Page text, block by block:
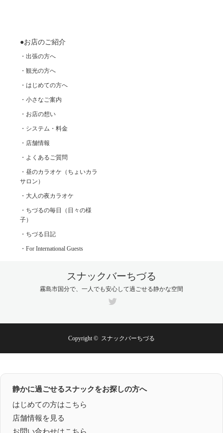
●お店のご紹介
・出張の方へ
・観光の方へ
・はじめての方へ
・小さなご案内
・お店の想い
・システム・料金
・店舗情報
・よくあるご質問
・昼のカラオケ（ちょいカラ
サロン）
・大人の夜カラオケ
・ちづるの毎日（日々の様
子）
・ちづる日記
・For International Guests
スナックバーちづる
霧島市国分で、一人でも安心して過ごせる静かな空間
Copyright © スナックバーちづる
静かに過ごせるスナックをお探しの方へ
はじめての方はこちら
店舗情報を見る